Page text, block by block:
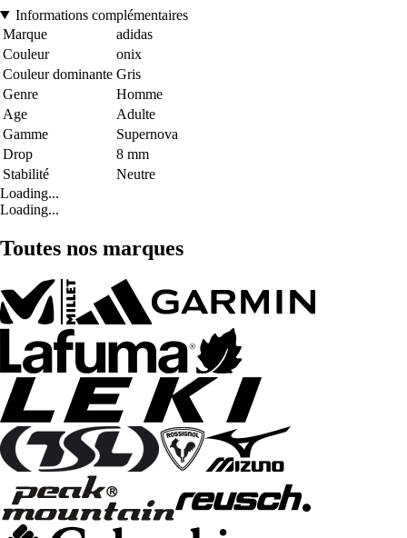
Informations complémentaires
Marque
adidas
Couleur
onix
Couleur dominante Gris
Genre
Homme
Age
Adulte
Gamme
Supernova
Drop
8 mm
Stabilité
Neutre
Loading...
Loading...
Toutes nos marques